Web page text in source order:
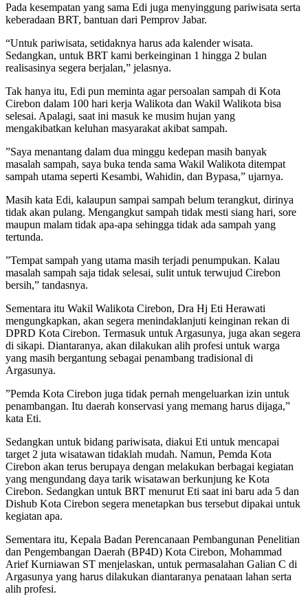
Pada kesempatan yang sama Edi juga menyinggung pariwisata serta
keberadaan BRT, bantuan dari Pemprov Jabar.
“Untuk pariwisata, setidaknya harus ada kalender wisata.
Sedangkan, untuk BRT kami berkeinginan 1 hingga 2 bulan
realisasinya segera berjalan,” jelasnya.
Tak hanya itu, Edi pun meminta agar persoalan sampah di Kota
Cirebon dalam 100 hari kerja Walikota dan Wakil Walikota bisa
selesai. Apalagi, saat ini masuk ke musim hujan yang
mengakibatkan keluhan masyarakat akibat sampah.
”Saya menantang dalam dua minggu kedepan masih banyak
masalah sampah, saya buka tenda sama Wakil Walikota ditempat
sampah utama seperti Kesambi, Wahidin, dan Bypasa,” ujarnya.
Masih kata Edi, kalaupun sampai sampah belum terangkut, dirinya
tidak akan pulang. Mengangkut sampah tidak mesti siang hari, sore
maupun malam tidak apa-apa sehingga tidak ada sampah yang
tertunda.
”Tempat sampah yang utama masih terjadi penumpukan. Kalau
masalah sampah saja tidak selesai, sulit untuk terwujud Cirebon
bersih,” tandasnya.
Sementara itu Wakil Walikota Cirebon, Dra Hj Eti Herawati
mengungkapkan, akan segera menindaklanjuti keinginan rekan di
DPRD Kota Cirebon. Termasuk untuk Argasunya, juga akan segera
di sikapi. Diantaranya, akan dilakukan alih profesi untuk warga
yang masih bergantung sebagai penambang tradisional di
Argasunya.
”Pemda Kota Cirebon juga tidak pernah mengeluarkan izin untuk
penambangan. Itu daerah konservasi yang memang harus dijaga,”
kata Eti.
Sedangkan untuk bidang pariwisata, diakui Eti untuk mencapai
target 2 juta wisatawan tidaklah mudah. Namun, Pemda Kota
Cirebon akan terus berupaya dengan melakukan berbagai kegiatan
yang mengundang daya tarik wisatawan berkunjung ke Kota
Cirebon. Sedangkan untuk BRT menurut Eti saat ini baru ada 5 dan
Dishub Kota Cirebon segera menetapkan bus tersebut dipakai untuk
kegiatan apa.
Sementara itu, Kepala Badan Perencanaan Pembangunan Penelitian
dan Pengembangan Daerah (BP4D) Kota Cirebon, Mohammad
Arief Kurniawan ST menjelaskan, untuk permasalahan Galian C di
Argasunya yang harus dilakukan diantaranya penataan lahan serta
alih profesi.